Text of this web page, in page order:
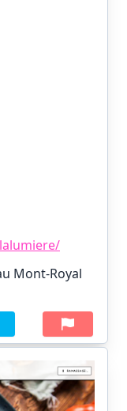
Mont-Royal